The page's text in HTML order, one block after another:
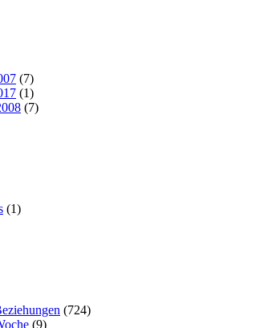
(7)
(1)
(7)
(1)
(724)
(9)